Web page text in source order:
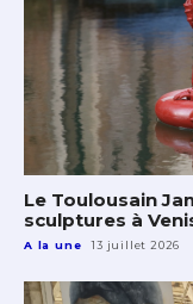
Le Toulousain
sculptures à
A la une 13 juillet 2026